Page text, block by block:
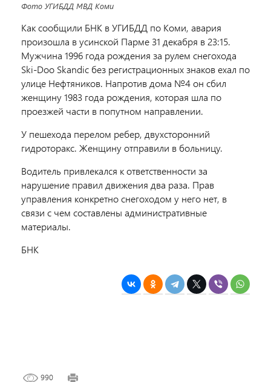
Фото УГИБДД МВД Коми
Как сообщили БНК в УГИБДД по Коми, авария
произошла в усинской Парме 31 декабря в 23:15.
Мужчина 1996 года рождения за рулем снегохода
Ski-Doo Skandic без регистрационных знаков ехал по
улице Нефтяников. Напротив дома №4 он сбил
женщину 1983 года рождения, которая шла по
проезжей части в попутном направлении.
У пешехода перелом ребер, двухсторонний
гидроторакс. Женщину отправили в больницу.
Водитель привлекался к ответственности за
нарушение правил движения два раза. Прав
управления конкретно снегоходом у него нет, в
связи с чем составлены административные
материалы.
БНК
990